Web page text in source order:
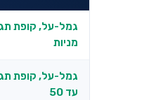
גמל-על, קופת
מניות
גמל-על, קופת
עד 50